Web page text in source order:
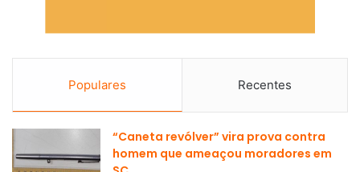
Populares Recentes
“Caneta revólver” vira prova contra
homem que ameaçou moradores em